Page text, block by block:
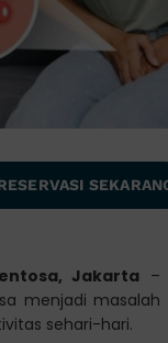
Jakarta –
menjadi
sehari-hari.